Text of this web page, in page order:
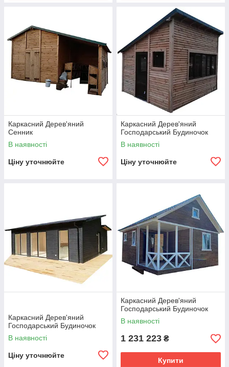
Каркасний Дерев'яний
Сенник
В наявності
Ціну уточнюйте
Каркасний Дерев'яний
Господарський Будиночок
В наявності
Ціну уточнюйте
Каркасний Дерев'яний
Господарський Будиночок
В наявності
Ціну уточнюйте
Каркасний Дерев'яний
Господарський Будиночок
В наявності
1 231 223 ₴
Купити